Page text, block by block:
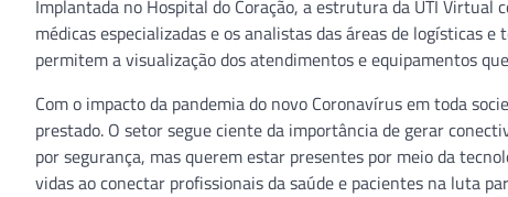
Implantada no Hospital do Coração, a estrutura da UTI
médicas especializadas e os analistas das áreas de logísticas
permitem a visualização dos atendimentos e equipamentos
Com o impacto da pandemia do novo Coronavírus em toda
prestado. O setor segue ciente da importância de gerar
por segurança, mas querem estar presentes por meio da
vidas ao conectar profissionais da saúde e pacientes na luta